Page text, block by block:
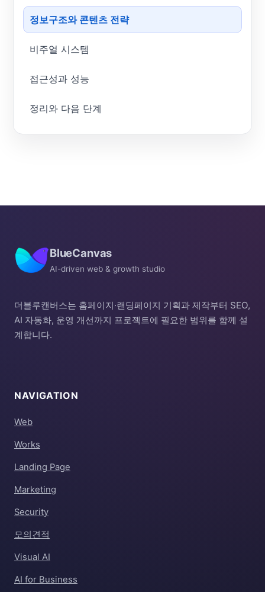
정보구조와 콘텐츠 전략
비주얼 시스템
접근성과 성능
정리와 다음 단계
BlueCanvas
AI-driven web & growth studio
더블루캔버스는 홈페이지·랜딩페이지 기획과 제작부터 SEO,
AI 자동화, 운영 개선까지 프로젝트에 필요한 범위를 함께 설
계합니다.
NAVIGATION
Web
Works
Landing Page
Marketing
Security
모의견적
Visual AI
AI for Business